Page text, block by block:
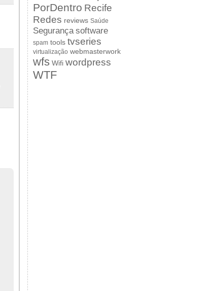
PorDentro Recife
Redes reviews Saúde
Segurança software
spam tools tvseries
virtualização webmasterwork
wfs Wifi wordpress
WTF